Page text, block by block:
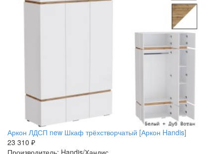
Аркон ЛДСП new Шкаф трёхстворчатый [Аркон Handis]
23 310 ₽
Производитель: Handis/Хандис